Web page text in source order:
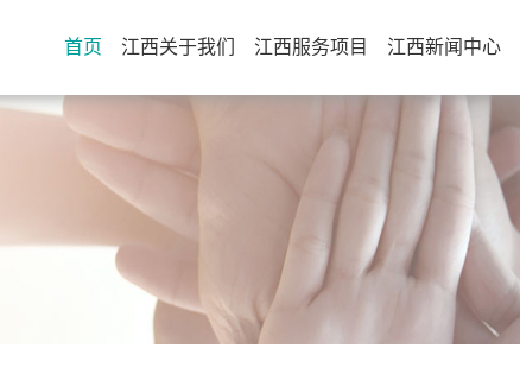
首页 江西关于我们 江西服务项目 江西新闻中心